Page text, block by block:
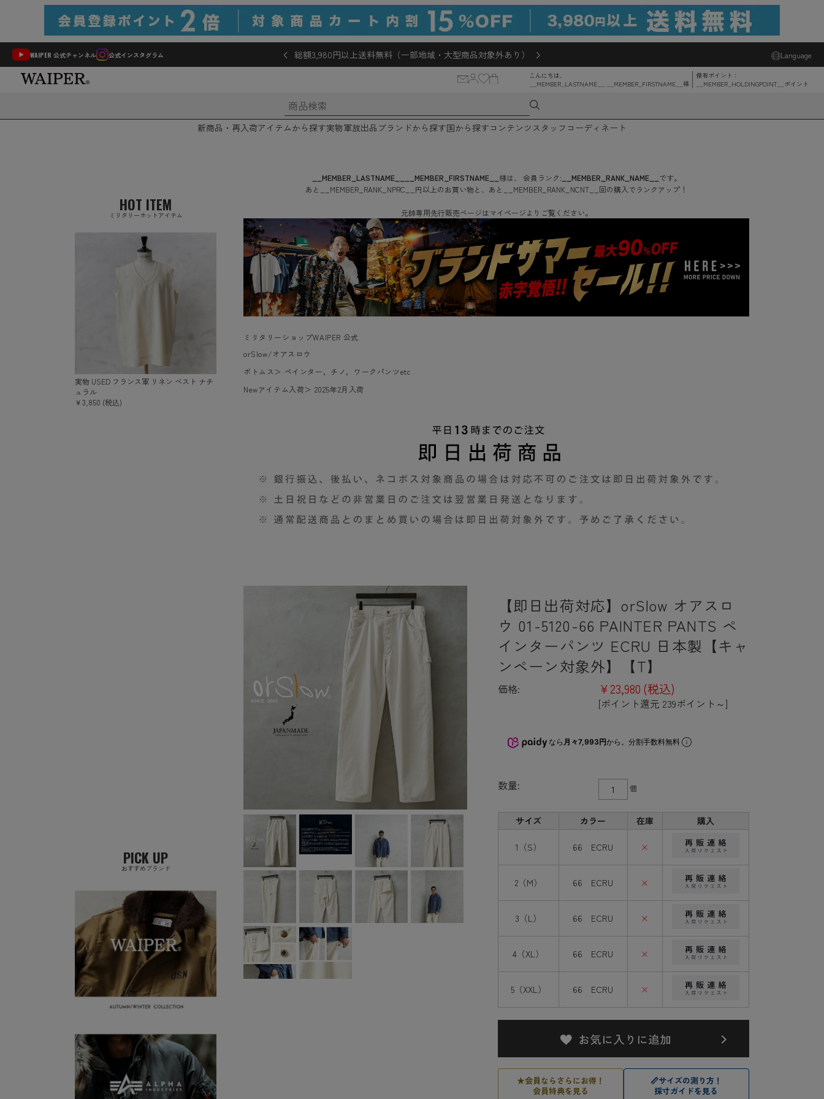
WAIPER 公式チャンネル 公式インスタグラム 総額3,980円以上送料無料（一部地域・大型商品対象外あり） Language
こんにちは、
__MEMBER_LASTNAME__ __MEMBER_FIRSTNAME__ 様
保有ポイント：
__MEMBER_HOLDINGPOINT__
ポイント
新商品・再入荷アイテムから探す実物軍放出品 ブランドから探す国から探す コンテンツ スタッフコーディネート
__MEMBER_LASTNAME__ __MEMBER_FIRSTNAME__ 様は、 会員ランク: __MEMBER_RANK_NAME__ です。
あと
__MEMBER_RANK_NPRC__ 円以上のお買い物と、あと __MEMBER_RANK_NCNT__ 回の購入でランクアップ！
元帥専用先行販売ページはマイページよりご覧ください。
ミリタリーショップWAIPER 公式
orSlow/オアスロウ
ボトムス ＞ ペインター，チノ，ワークパンツetc
Newアイテム入荷＞ 2025年2月入荷
【即日出荷対応】orSlow オアスロ
ウ 01-5120-66 PAINTER PANTS ペ
インターパンツ ECRU 日本製【キャ
ンペーン対象外】【T】
価格: ¥23,980 (税込)
[ポイント還元 239ポイント～]
なら 月々7,993円から。分割手数料無料
数量: 個
サイズ カラー 在庫 購入
1（S） 66 ECRU ×
2（M） 66 ECRU ×
3（L） 66 ECRU ×
4（XL） 66 ECRU ×
5（XXL） 66 ECRU ×
★会員ならさらにお得！
会員特典を見る
📏サイズの測り方！
採寸ガイドを見る
HOT ITEM
ミリタリーホットアイテム
実物 USED フランス軍 リネン ベスト ナチ
ュラル
￥3,850 (税込)
PICK UP
おすすめブランド